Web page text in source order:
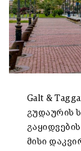
Galt &
გუდაურის
მისი